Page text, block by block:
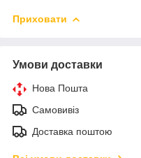
Приховати
Умови доставки
Нова Пошта
Самовивіз
Доставка поштою